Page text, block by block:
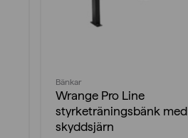
Bänkar
Wrange Pro Line
styrketräningsbänk med
skyddsjärn